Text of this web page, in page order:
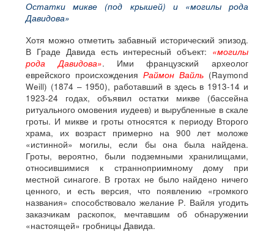
Остатки микве (под крышей) и «могилы рода
Давидова»
Хотя можно отметить забавный исторический эпизод.
В Граде Давида есть интересный объект: «могилы
рода Давидова». Ими французский археолог
еврейского происхождения Раймон Вайль(Raymond
Weill) (1874 – 1950), работавший в здесь в 1913-14 и
1923-24 годах, объявил остатки микве (бассейна
ритуального омовения иудеев) и вырубленные в скале
гроты. И микве и гроты относятся к периоду Второго
храма, их возраст примерно на 900 лет моложе
«истинной» могилы, если бы она была найдена.
Гроты, вероятно, были подземными хранилищами,
относившимися к странноприимному дому при
местной синагоге. В гротах не было найдено ничего
ценного, и есть версия, что появлению «громкого
названия» способствовало желание Р. Вайля угодить
заказчикам раскопок, мечтавшим об обнаружении
«настоящей» гробницы Давида.